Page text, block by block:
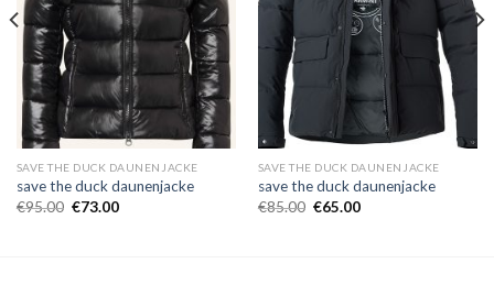
SAVE THE DUCK DAUNENJACKE
save the duck daunenjacke
€95.00 €73.00
SAVE THE DUCK DAUNENJACKE
save the duck daunenjacke
€85.00 €65.00